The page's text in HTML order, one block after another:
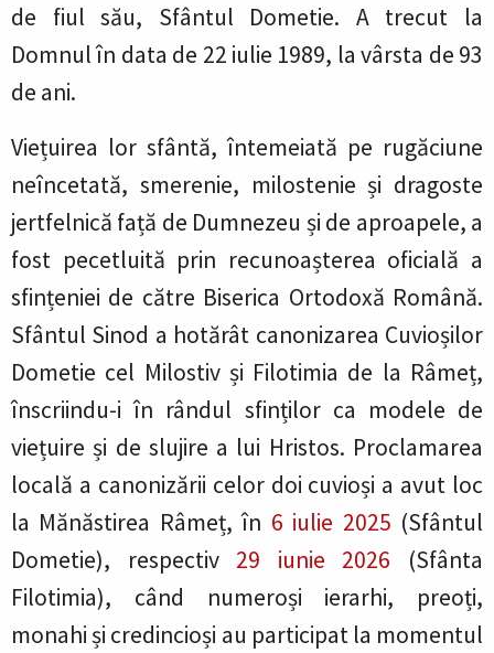
de fiul său, Sfântul Dometie. A trecut la
Domnul în data de 22 iulie 1989, la vârsta de 93
de ani.
Viețuirea lor sfântă, întemeiată pe rugăciune
neîncetată, smerenie, milostenie și dragoste
jertfelnică față de Dumnezeu și de aproapele, a
fost pecetluită prin recunoașterea oficială a
sfințeniei de către Biserica Ortodoxă Română.
Sfântul Sinod a hotărât canonizarea Cuvioșilor
Dometie cel Milostiv și Filotimia de la Râmeț,
înscriindu-i în rândul sfinților ca modele de
viețuire și de slujire a lui Hristos. Proclamarea
locală a canonizării celor doi cuvioși a avut loc
la Mănăstirea Râmeț, în 6 iulie 2025 (Sfântul
Dometie), respectiv 29 iunie 2026 (Sfânta
Filotimia), când numeroși ierarhi, preoți,
monahi și credincioși au participat la momentul